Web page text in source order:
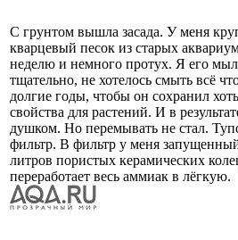
С грунтом вышла засада. У меня
кварцевый песок из старых
неделю и немного протух. Я его мыл
тщательно, не хотелось смыть всё
долгие годы, чтобы он сохранил
свойства для растений. И в
душком. Но перемывать не стал.
фильтр. В фильтр у меня
литров пористых керамических
переработает весь аммиак в лёгкую.